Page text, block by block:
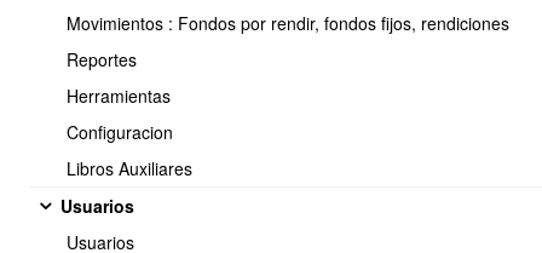
Movimientos : Fondos por rendir, fondos fijos, rendiciones
Reportes
Herramientas
Configuracion
Libros Auxiliares
Usuarios
Usuarios